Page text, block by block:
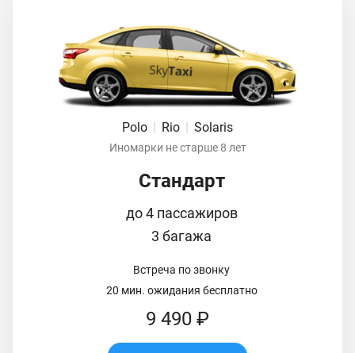
Polo | Rio | Solaris
Иномарки не старше 8 лет
Стандарт
до 4 пассажиров
3 багажа
Встреча по звонку
20 мин. ожидания бесплатно
9 490 ₽